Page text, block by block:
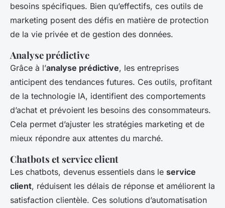
besoins spécifiques. Bien qu’effectifs, ces outils de
marketing posent des défis en matière de protection
de la vie privée et de gestion des données.
Analyse prédictive
Grâce à l’analyse prédictive, les entreprises
anticipent des tendances futures. Ces outils, profitant
de la technologie IA, identifient des comportements
d’achat et prévoient les besoins des consommateurs.
Cela permet d’ajuster les stratégies marketing et de
mieux répondre aux attentes du marché.
Chatbots et service client
Les chatbots, devenus essentiels dans le service
client, réduisent les délais de réponse et améliorent la
satisfaction clientèle. Ces solutions d’automatisation